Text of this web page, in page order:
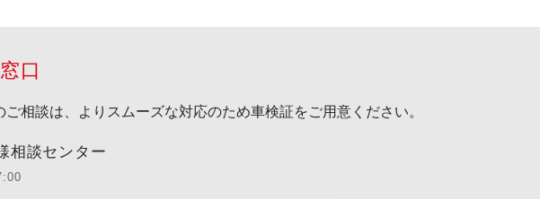
口
ご相談は、よりスムーズな対応のため車検証をご用意ください。
相談センター